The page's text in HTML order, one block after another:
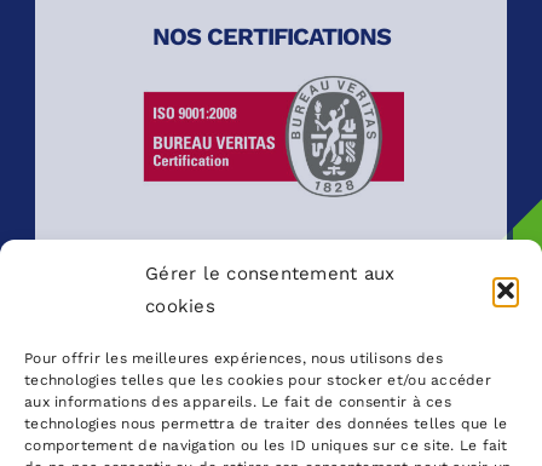
Gérer le consentement aux
cookies
Pour offrir les meilleures expériences, nous utilisons des
technologies telles que les cookies pour stocker et/ou accéder
aux informations des appareils. Le fait de consentir à ces
technologies nous permettra de traiter des données telles que le
comportement de navigation ou les ID uniques sur ce site. Le fait
NOS CERTIFICATIONS